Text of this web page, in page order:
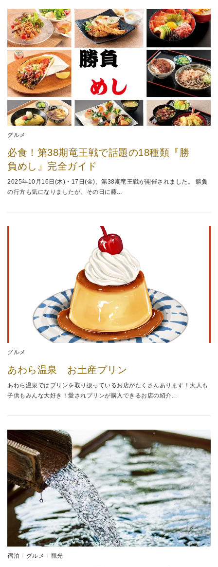
グルメ
必食！第38期竜王戦で話題の18種類『勝
負めし』完全ガイド
2025年10月16日(木)・17日(金)、第38期竜王戦が開催されました。 勝負
の行方も気になりましたが、その日に藤...
グルメ
あわら温泉 お土産プリン
あわら温泉ではプリンを取り扱っているお店がたくさんあります！大人も
子供もみんな大好き！愛されプリンが購入できるお店の紹介...
宿泊 グルメ 観光